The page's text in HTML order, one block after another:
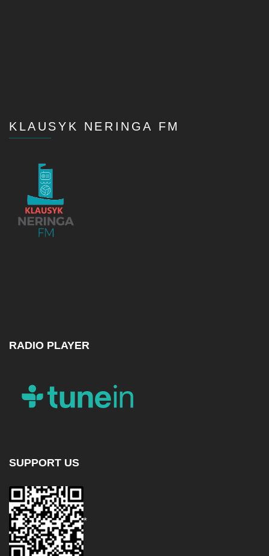
KLAUSYK NERINGA FM
RADIO PLAYER
SUPPORT US
*